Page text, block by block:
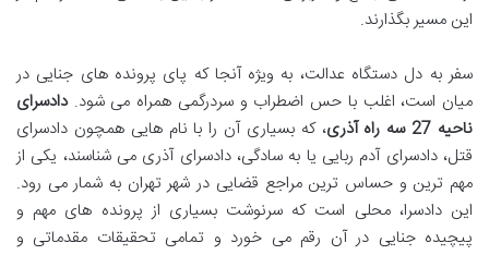
این مسیر بگذارند.
سفر به دل دستگاه عدالت، به ویژه آنجا که پای پرونده های جنایی در
میان است، اغلب با حس اضطراب و سردرگمی همراه می شود.دادسرای
ناحیه 27 سه راه آذری
، که بسیاری آن را با نام هایی همچون دادسرای
قتل، دادسرای آدم ربایی یا به سادگی، دادسرای آذری می شناسند، یکی از
مهم ترین و حساس ترین مراجع قضایی در شهر تهران به شمار می رود.
این دادسرا، محلی است که سرنوشت بسیاری از پرونده های مهم و
پیچیده جنایی در آن رقم می خورد و تمامی تحقیقات مقدماتی و